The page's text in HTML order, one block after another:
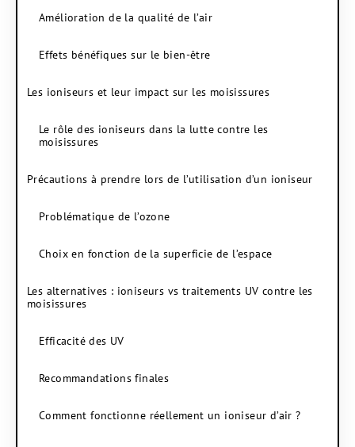
Amélioration de la qualité de l’air
Effets bénéfiques sur le bien-être
Les ioniseurs et leur impact sur les moisissures
Le rôle des ioniseurs dans la lutte contre les
moisissures
Précautions à prendre lors de l’utilisation d’un ioniseur
Problématique de l’ozone
Choix en fonction de la superficie de l’espace
Les alternatives : ioniseurs vs traitements UV contre les
moisissures
Efficacité des UV
Recommandations finales
Comment fonctionne réellement un ioniseur d’air ?